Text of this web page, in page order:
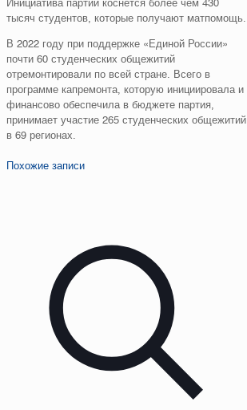
Инициатива партии коснётся более чем 430
тысяч студентов, которые получают матпомощь.
В 2022 году при поддержке «Единой России»
почти 60 студенческих общежитий
отремонтировали по всей стране. Всего в
программе капремонта, которую инициировала и
финансово обеспечила в бюджете партия,
принимает участие 265 студенческих общежитий
в 69 регионах.
Похожие записи